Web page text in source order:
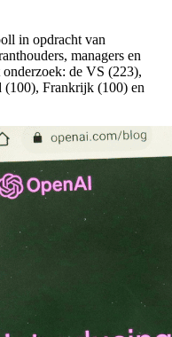
in opdracht van
managers en
onderzoek: de VS (223),
Frankrijk (100) en